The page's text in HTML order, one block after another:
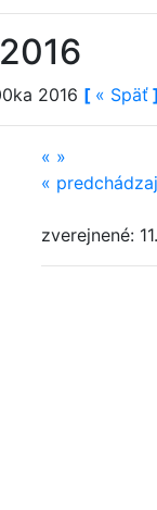
2016 [ « Späť ]
« »
«
zverejnené: